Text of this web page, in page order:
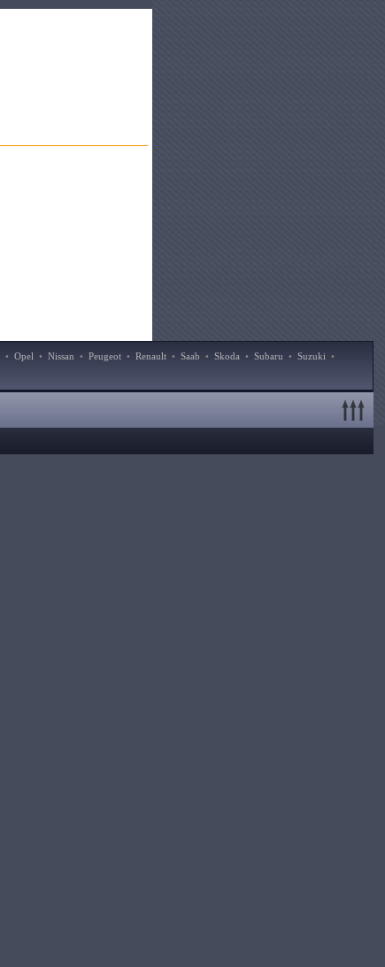
• Opel • Nissan • Peugeot • Renault • Saab • Skoda • Subaru • Suzuki •